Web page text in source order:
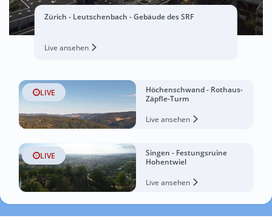
Zürich - Leutschenbach - Gebäude des SRF
Live ansehen
LIVE
Höchenschwand - Rothaus-
Zäpfle-Turm
Live ansehen
LIVE
Singen - Festungsruine
Hohentwiel
Live ansehen